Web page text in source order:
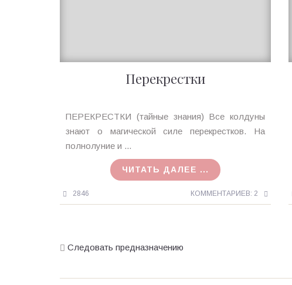
Перекрестки
Ирина
MagicTantra
27.09.2015
ПЕРЕКРЕСТКИ (тайные знания) Все колдуны
знают о магической силе перекрестков. На
полнолуние и ...
ЧИТАТЬ ДАЛЕЕ ...
2846 КОММЕНТАРИЕВ: 2
Следовать предназначению